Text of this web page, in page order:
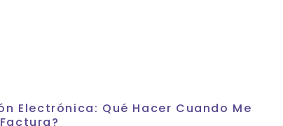
Electrónica: Qué Hacer Cuando Me